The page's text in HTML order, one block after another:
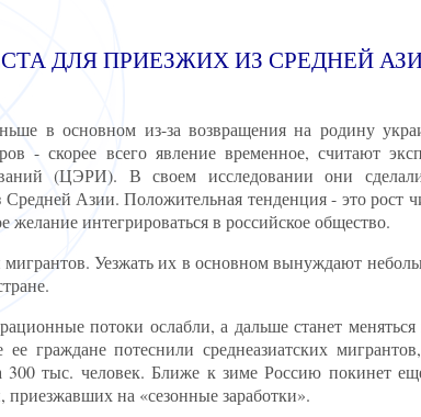
ДЛЯ ПРИЕЗЖИХ ИЗ СРЕДНЕЙ
в основном из-за возвращения на родину
- скорее всего явление временное, считают
(ЦЭРИ). В своем исследовании они
Азии. Положительная тенденция - это рост
интегрироваться в российское общество.
Уезжать их в основном вынуждают
потоки ослабли, а дальше станет
граждане потеснили среднеазиатских
тыс. человек. Ближе к зиме Россию покинет
на «сезонные заработки».